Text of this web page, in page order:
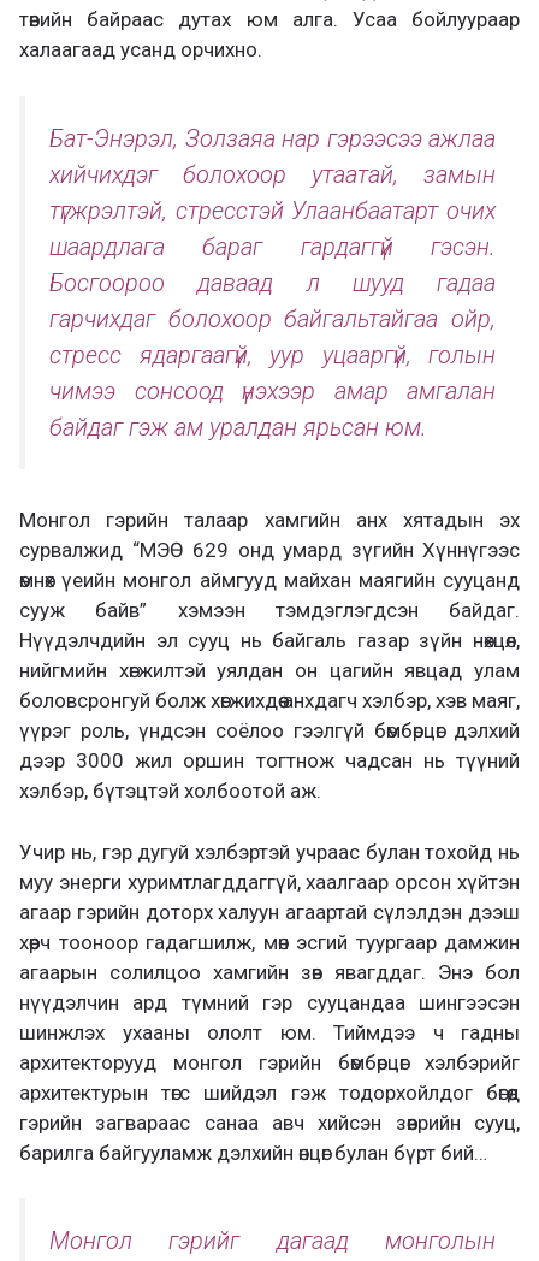
төвийн байраас дутах юм алга. Усаа бойлуураар
халаагаад усанд орчихно.
Бат-Энэрэл, Золзаяа нар гэрээсээ ажлаа
хийчихдэг болохоор утаатай, замын
түгжрэлтэй, стресстэй Улаанбаатарт очих
шаардлага бараг гардаггүй гэсэн.
Босгоороо даваад л шууд гадаа
гарчихдаг болохоор байгальтайгаа ойр,
стресс ядаргаагүй, уур уцааргүй, голын
чимээ сонсоод үнэхээр амар амгалан
байдаг гэж ам уралдан ярьсан юм.
Монгол гэрийн талаар хамгийн анх хятадын эх
сурвалжид “МЭӨ 629 онд умард зүгийн Хүннүгээс
өмнөх үеийн монгол аймгууд майхан маягийн сууцанд
сууж байв” хэмээн тэмдэглэгдсэн байдаг.
Нүүдэлчдийн эл сууц нь байгаль газар зүйн нөхцөл,
нийгмийн хөгжилтэй уялдан он цагийн явцад улам
боловсронгуй болж хөгжихдөө анхдагч хэлбэр, хэв маяг,
үүрэг роль, үндсэн соёлоо гээлгүй бөмбөрцөг дэлхий
дээр 3000 жил оршин тогтнож чадсан нь түүний
хэлбэр, бүтэцтэй холбоотой аж.
Учир нь, гэр дугуй хэлбэртэй учраас булан тохойд нь
муу энерги хуримтлагддаггүй, хаалгаар орсон хүйтэн
агаар гэрийн доторх халуун агаартай сүлэлдэн дээш
хөөрч тооноор гадагшилж, мөн эсгий туургаар дамжин
агаарын солилцоо хамгийн зөв явагддаг. Энэ бол
нүүдэлчин ард түмний гэр сууцандаа шингээсэн
шинжлэх ухааны ололт юм. Тиймдээ ч гадны
архитекторууд монгол гэрийн бөмбөрцөг хэлбэрийг
архитектурын төгс шийдэл гэж тодорхойлдог бөгөөд
гэрийн загвараас санаа авч хийсэн зөөврийн сууц,
барилга байгууламж дэлхийн өнцөг булан бүрт бий…
Монгол гэрийг дагаад монголын